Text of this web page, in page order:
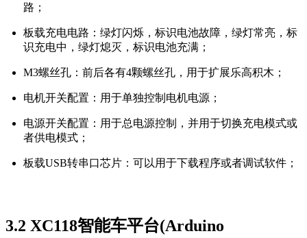
路；
板载充电电路：绿灯闪烁，标识电池故障，绿灯常亮，标
识充电中，绿灯熄灭，标识电池充满；
M3螺丝孔：前后各有4颗螺丝孔，用于扩展乐高积木；
电机开关配置：用于单独控制电机电源；
电源开关配置：用于总电源控制，并用于切换充电模式或
者供电模式；
板载USB转串口芯片：可以用于下载程序或者调试软件；
3.2 XC118智能车平台(Arduino